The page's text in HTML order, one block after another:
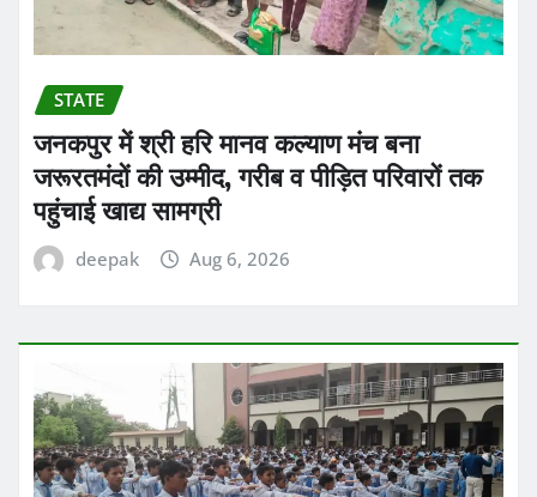
STATE
जनकपुर में श्री हरि मानव कल्याण मंच बना
जरूरतमंदों की उम्मीद, गरीब व पीड़ित परिवारों तक
पहुंचाई खाद्य सामग्री
deepak Aug 6, 2026